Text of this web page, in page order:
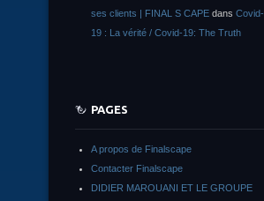
ses clients | FINAL S CAPE dans Covid-
19 : La vérité / Covid-19: The Truth
PAGES
A propos de Finalscape
Contacter Finalscape
DIDIER MAROUANI ET LE GROUPE